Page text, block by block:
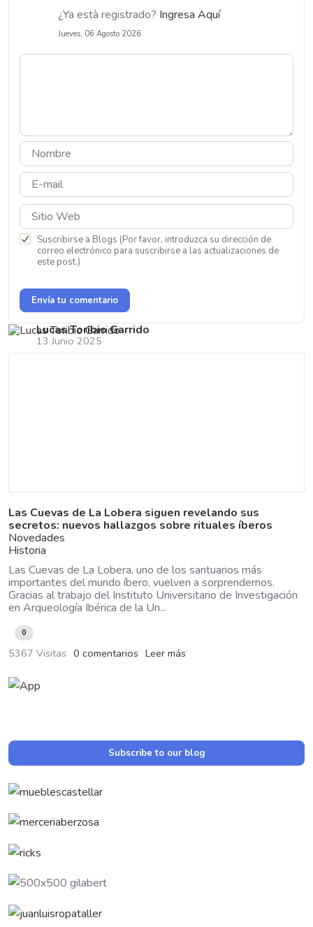
¿Ya està registrado? Ingresa Aquí
Jueves, 06 Agosto 2026
Suscribirse a Blogs (Por favor, introduzca su dirección de
correo electrónico para suscribirse a las actualizaciones de
este post.)
Envía tu comentario
Lucas Toribio Garrido
13 Junio 2025
Las Cuevas de La Lobera siguen revelando sus
secretos: nuevos hallazgos sobre rituales íberos
Novedades
Historia
Las Cuevas de La Lobera, uno de los santuarios más
importantes del mundo íbero, vuelven a sorprendernos.
Gracias al trabajo del Instituto Universitario de Investigación
en Arqueología Ibérica de la Un...
0
5367 Visitas 0 comentarios Leer más
Subscribe to our blog